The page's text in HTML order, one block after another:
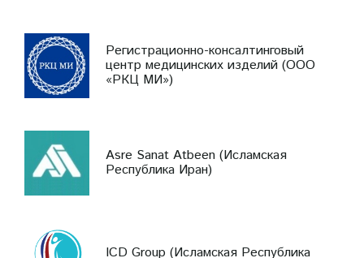
Регистрационно-консалтинговый
центр медицинских изделий (ООО
«РКЦ МИ»)
Asre Sanat Atbeen (Исламская
Республика Иран)
ICD Group (Исламская Республика